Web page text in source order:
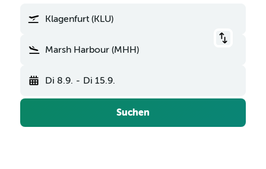
Klagenfurt (KLU)
Marsh Harbour (MHH)
Di 8.9. - Di 15.9.
Suchen